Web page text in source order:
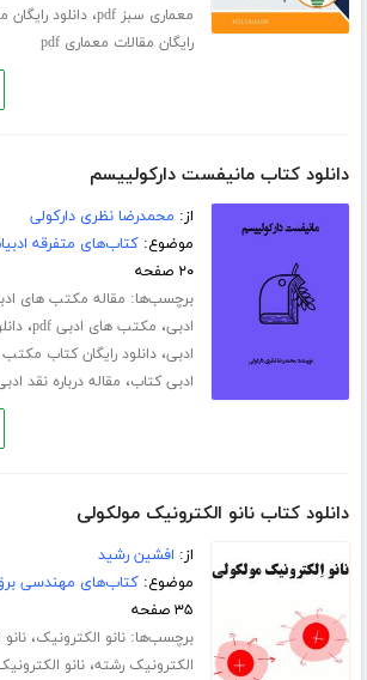
معماری سبز pdf
،دانلود
رایگان مقالات معماری pdf
دانلود کتاب مانیفست دارکولییسم
از: محمدرضا نظری دارکولی
موضوع:کتاب‌های متفرقه
۲۰ صفحه
برچسب‌ها: مقاله مکتب های
ادبی، مکتب های ادبی pdf ،
ادبی،دانلود رایگان کتاب
ادبی کتاب، مقاله درباره نقد
دانلود کتاب نانو الکترونیک مولکولی
از: افشین رشید
موضوع:کتاب‌های مهندسی
۳۵ صفحه
برچسب‌ها:نانو الکترونیک،
الکترونیک رشته،نانو